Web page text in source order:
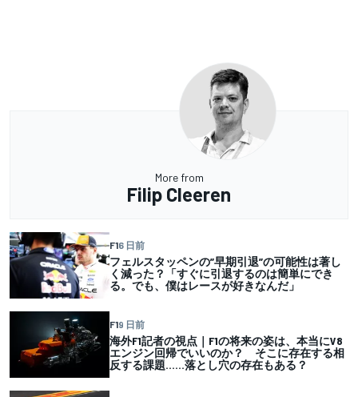
More from
Filip Cleeren
F16 日前
フェルスタッペンの”早期引退”の可能性は著し
く減った？「すぐに引退するのは簡単にでき
る。でも、僕はレースが好きなんだ」
F19 日前
海外F1記者の視点｜F1の将来の姿は、本当にV8
エンジン回帰でいいのか？ そこに存在する相
反する課題……落とし穴の存在もある？